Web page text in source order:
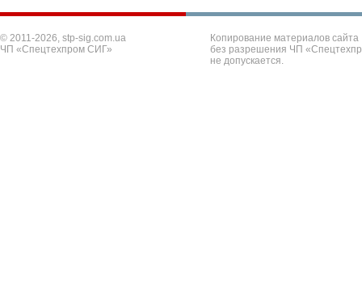
© 2011-2026, stp-sig.com.ua
ЧП «Спецтехпром СИГ»
Копирование материалов сайта
без разрешения ЧП
не допускается.